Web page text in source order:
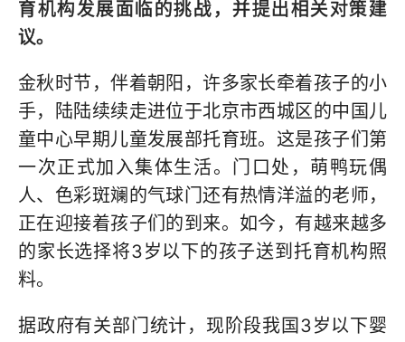
育机构发展面临的挑战，并提出相关对策建
议。
金秋时节，伴着朝阳，许多家长牵着孩子的小
手，陆陆续续走进位于北京市西城区的中国儿
童中心早期儿童发展部托育班。这是孩子们第
一次正式加入集体生活。门口处，萌鸭玩偶
人、色彩斑斓的气球门还有热情洋溢的老师，
正在迎接着孩子们的到来。如今，有越来越多
的家长选择将3岁以下的孩子送到托育机构照
料。
据政府有关部门统计，现阶段我国3岁以下婴